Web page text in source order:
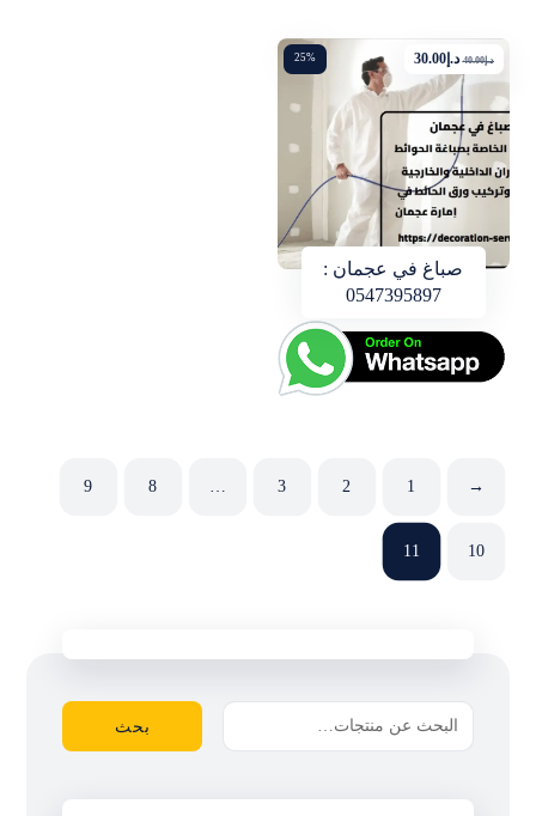
25%
صباغ في عجمان :
0547395897
د.إ40.00 د.إ30.00
→
1
2
3
…
8
9
10
11
بحث